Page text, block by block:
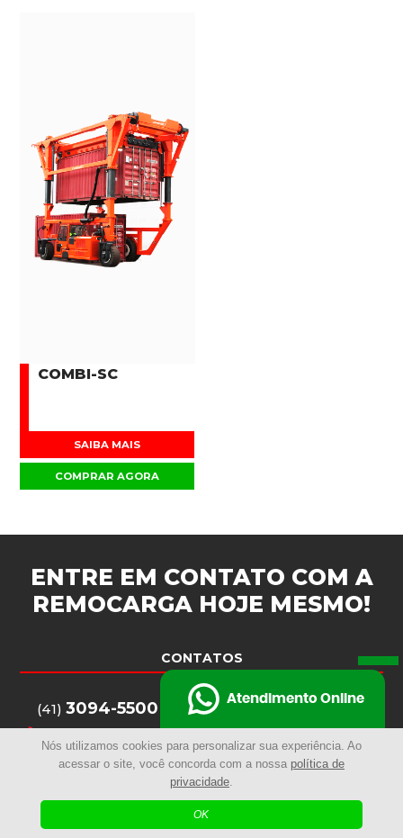
Nós utilizamos cookies para personalizar sua experiência. Ao
acessar o site, você concorda com a nossa política de
privacidade.
OK
COMBI-SC
SAIBA MAIS
COMPRAR AGORA
ENTRE EM CONTATO COM A
REMOCARGA HOJE MESMO!
CONTATOS
(41)3094-5500
3284-3238
(41)3094-5516
remocarga@remocarga.com.br
Atendimento Online